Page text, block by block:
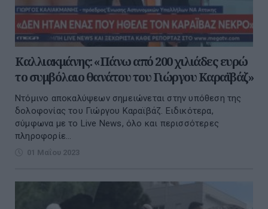
Καλλιακμάνης: «Πάνω από 200 χιλιάδες ευρώ
το συμβόλαιο θανάτου του Γιώργου Καραϊβάζ»
Ντόμινο αποκαλύψεων σημειώνεται στην υπόθεση της
δολοφονίας του Γιώργου Καραϊβάζ. Ειδικότερα,
σύμφωνα με το Live News, όλο και περισσότερες
πληροφορίε...
01 Μαΐου 2023